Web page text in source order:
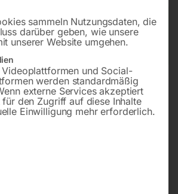
(Österreich):€10,00
Die Versandkosten gelten für Österreich.
abweichen.
In den Warenkorb
sammeln Nutzungsdaten, die
darüber geben, wie unsere
unserer Website umgehen.
Videoplattformen und Social-
werden standardmäßig
externe Services akzeptiert
den Zugriff auf diese Inhalte
Einwilligung mehr erforderlich.